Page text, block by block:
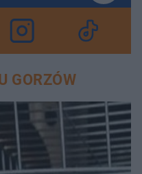
GORZÓW